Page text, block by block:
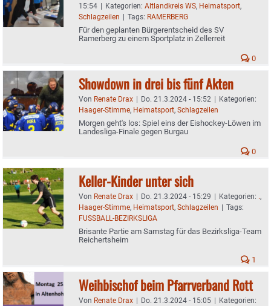
15:54 | Kategorien: Altlandkreis WS, Heimatsport,
Schlagzeilen | Tags: RAMERBERG
Für den geplanten Bürgerentscheid des SV
Ramerberg zu einem Sportplatz in Zellerreit
0
Showdown in drei bis fünf Akten
Von Renate Drax | Do. 21.3.2024 - 15:52 | Kategorien:
Haager-Stimme, Heimatsport, Schlagzeilen
Morgen geht's los: Spiel eins der Eishockey-Löwen im
Landesliga-Finale gegen Burgau
0
Keller-Kinder unter sich
Von Renate Drax | Do. 21.3.2024 - 15:29 | Kategorien: .,
Haager-Stimme, Heimatsport, Schlagzeilen | Tags:
FUSSBALL-BEZIRKSLIGA
Brisante Partie am Samstag für das Bezirksliga-Team
Reichertsheim
1
Weihbischof beim Pfarrverband Rott
Von Renate Drax | Do. 21.3.2024 - 15:05 | Kategorien: